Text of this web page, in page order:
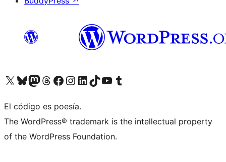
Visita nuestra cuenta de X (anteriormente Twitter)
Visita nuestra cuenta de Bluesky
Visita nuestra cuenta de Mastodon
Visita nuestra cuenta de Threads
Visita nuestra página de Facebook
Visita nuestra cuenta de Instagram
Visita nuestra cuenta de LinkedIn
Visita nuestra cuenta de TikTok
Visita nuestro canal de YouTube
Visita nuestra cuenta de Tumblr
El código es poesía.
The WordPress® trademark is the intellectual property
of the WordPress Foundation.